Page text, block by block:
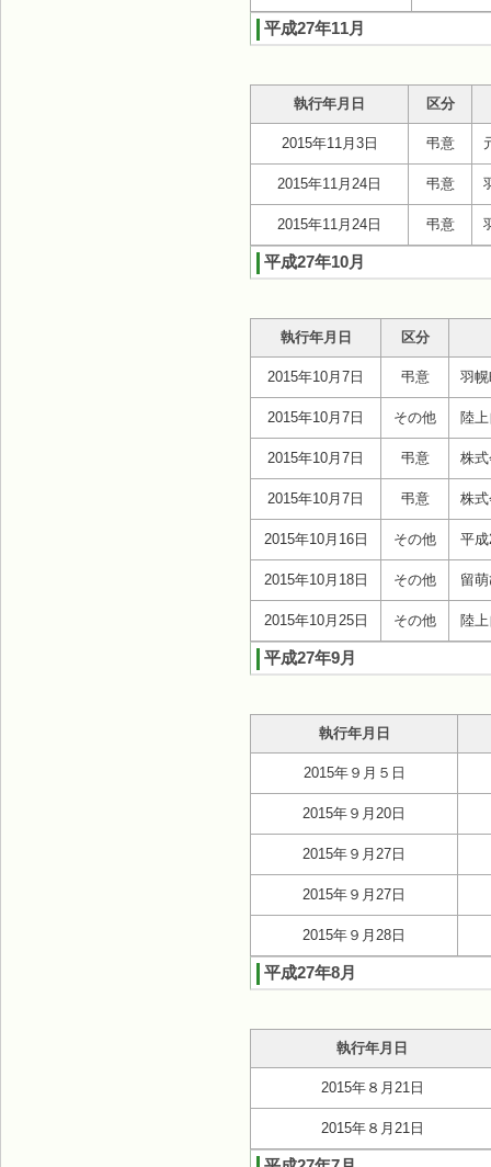
平成27年11月
執行年月日 区分
2015年11月3日 弔意
2015年11月24日 弔意
2015年11月24日 弔意
平成27年10月
執行年月日 区分
2015年10月7日 弔意 羽
2015年10月7日 その他 陸
2015年10月7日 弔意 株
2015年10月7日 弔意 株
2015年10月16日 その他 平
2015年10月18日 その他 留
2015年10月25日 その他 陸
平成27年9月
執行年月日
2015年９月５日
2015年９月20日
2015年９月27日
2015年９月27日
2015年９月28日
平成27年8月
執行年月日
2015年８月21日
2015年８月21日